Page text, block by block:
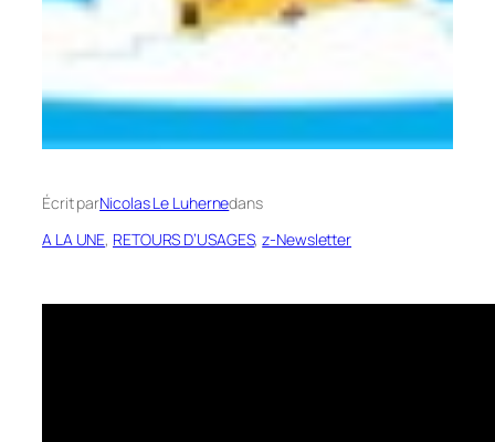
Écrit parNicolas Le Luhernedans
A LA UNE, RETOURS D’USAGES, z-Newsletter